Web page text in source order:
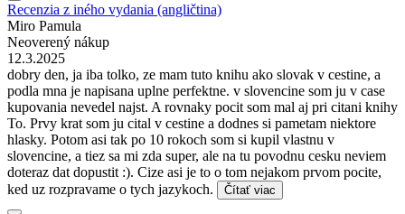
Recenzia z iného vydania (angličtina)
Miro Pamula
Neoverený nákup
12.3.2025
dobry den, ja iba tolko, ze mam tuto knihu ako slovak v cestine, a
podla mna je napisana uplne perfektne. v slovencine som ju v case
kupovania nevedel najst. A rovnaky pocit som mal aj pri citani knihy
To. Prvy krat som ju cital v cestine a dodnes si pametam niektore
hlasky. Potom asi tak po 10 rokoch som si kupil vlastnu v
slovencine, a tiez sa mi zda super, ale na tu povodnu cesku neviem
doteraz dat dopustit :). Cize asi je to o tom nejakom prvom pocite,
ked uz rozpravame o tych jazykoch.
Čítať viac